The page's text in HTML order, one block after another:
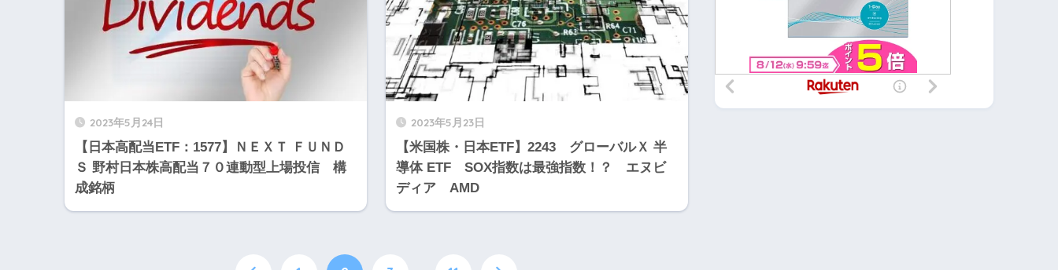
2023年5月24日
【日本高配当ETF：1577】ＮＥＸＴ ＦＵＮＤ
Ｓ 野村日本株高配当７０連動型上場投信 構
成銘柄
2023年5月23日
【米国株・日本ETF】2243 グローバルＸ 半
導体 ETF SOX指数は最強指数！？ エヌビ
ディア AMD